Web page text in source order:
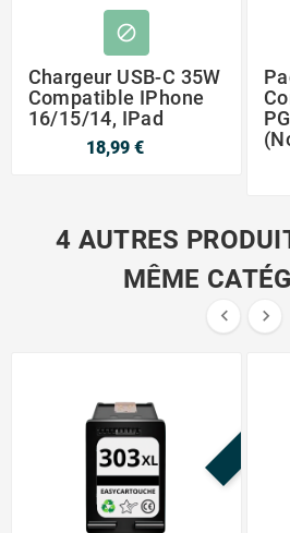

Chargeur USB-C 35W
Compatible IPhone
16/15/14, IPad
18,99 €
4 AUTRES
MÊME
 